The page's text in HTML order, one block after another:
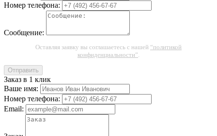
Номер телефона:
Сообщение:
Оставляя заявку вы соглашаетесь с нашей “политикой
конфиденциальности”.
Отправить
Заказ в 1 клик
Ваше имя:
Номер телефона:
Email: